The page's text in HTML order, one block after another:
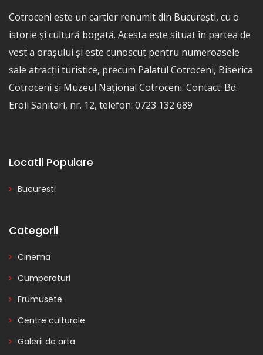
Cotroceni este un cartier renumit din București, cu o
istorie și cultură bogată. Acesta este situat în partea de
vest a orașului și este cunoscut pentru numeroasele
sale atracții turistice, precum Palatul Cotroceni, Biserica
Cotroceni și Muzeul Național Cotroceni. Contact: Bd.
Eroii Sanitari, nr. 12, telefon: 0723 132 689
Locatii Populare
Bucuresti
Categorii
Cinema
Cumparaturi
Frumusete
Centre culturale
Galerii de arta